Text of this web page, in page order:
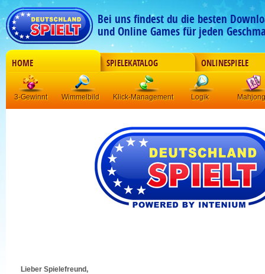
Bei uns findest du die besten
und Online Games für jeden
HOME SPIELEKATALOG ONLINESPIELE
3-Gewinnt Wimmelbild Klick-Management Logik Mahjong
Lieber Spielefreund,